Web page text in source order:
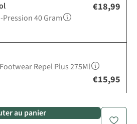
40 Gram
€18,99
Repel Plus 275Ml
€15,95
au panier